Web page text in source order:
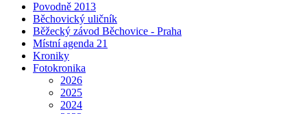
Povodně 2013
Běchovický uličník
Běžecký závod Běchovice - Praha
Místní agenda 21
Kroniky
Fotokronika
2026
2025
2024